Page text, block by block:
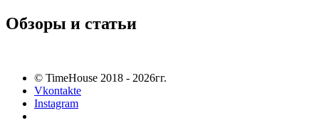
Обзоры и статьи
© TimeHouse 2018 - 2026гг.
Vkontakte
Instagram